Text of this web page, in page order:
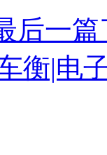
后一篇
衡|电